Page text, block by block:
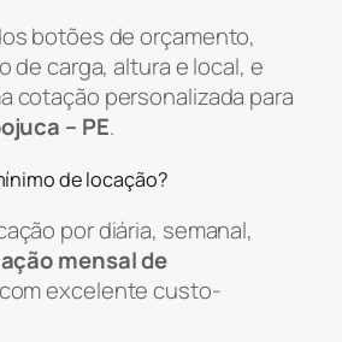
botões de orçamento,
de carga, altura e local, e
cotação personalizada para
– PE.
de locação?
por diária, semanal,
mensal de
excelente custo-